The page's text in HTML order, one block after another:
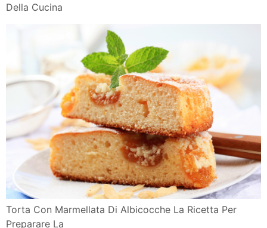
Della Cucina
Torta Con Marmellata Di Albicocche La Ricetta Per
Preparare La